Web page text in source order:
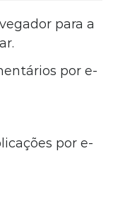
para a
por e-
por e-